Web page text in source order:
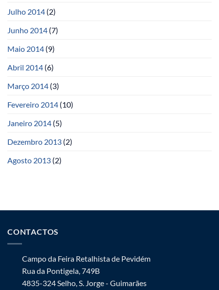
Julho 2014 (2)
Junho 2014 (7)
Maio 2014 (9)
Abril 2014 (6)
Março 2014 (3)
Fevereiro 2014 (10)
Janeiro 2014 (5)
Dezembro 2013 (2)
Agosto 2013 (2)
CONTACTOS
Campo da Feira Retalhista de Pevidém
Rua da Pontigela, 749B
4835-324 Selho, S. Jorge - Guimarães